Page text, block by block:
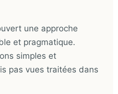
une approche
et pragmatique.
simples et
pas vues traitées dans